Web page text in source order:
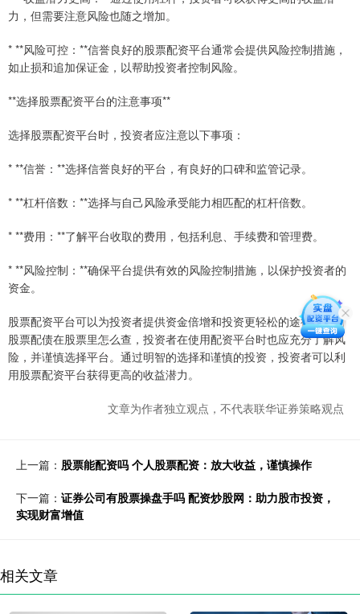
力，但需要注意风险也随之增加。
* **风险可控：**信誉良好的股票配资平台通常会提供风险控制措施，
如止损和追加保证金，以帮助投资者控制风险。
**选择股票配资平台的注意事项**
选择股票配资平台时，投资者应注意以下事项：
* **信誉：**选择信誉良好的平台，有良好的口碑和监管记录。
* **杠杆倍数：**选择与自己风险承受能力相匹配的杠杆倍数。
* **费用：**了解平台收取的费用，包括利息、手续费和管理费。
* **风险控制：**确保平台提供有效的风险控制措施，以保护投资者的
资金。
股票配资平台可以为投资者提供资金倍增和投资更轻松的途径。然而
股票配债在股票里怎么查，投资者在使用配资平台时也应充分了解风
险，并谨慎选择平台。通过明智的选择和谨慎的投资，投资者可以利
用股票配资平台获得更高的收益潜力。
文章为作者独立观点，不代表联华证券策略观点
上一篇： 股票能配资吗 个人股票配资：放大收益，谨慎操作
下一篇： 证券公司有股票操盘手吗 配资炒股网：助力股市投资，
实现财富增值
相关文章